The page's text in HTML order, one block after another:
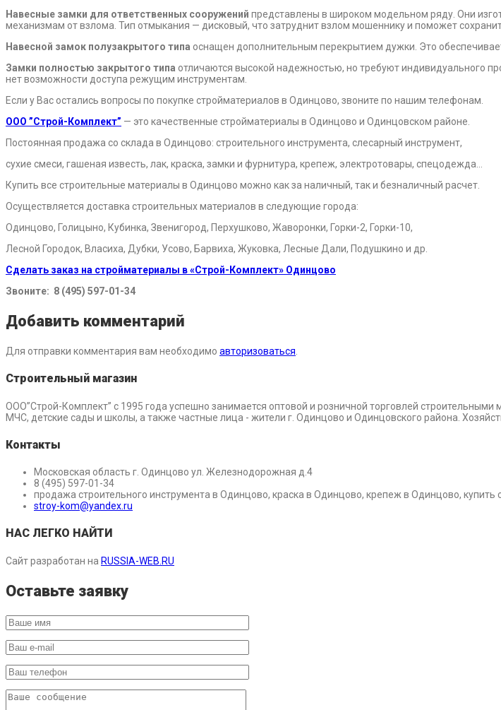
Навесные замки для ответственных сооружений представлены в широком модельном ряду. Они
механизмам от взлома. Тип отмыкания — дисковый, что затруднит взлом мошеннику и поможет
Навесной замок полузакрытого типа оснащен дополнительным перекрытием дужки. Это
Замки полностью закрытого типа отличаются высокой надежностью, но требуют индивидуального
нет возможности доступа режущим инструментам.
Если у Вас остались вопросы по покупке стройматериалов в Одинцово, звоните по нашим телефонам.
ООО ”Строй-Комплект” — это качественные стройматериалы в Одинцово и Одинцовском районе.
Постоянная продажа со склада в Одинцово: строительного инструмента, слесарный инструмент,
сухие смеси, гашеная известь, лак, краска, замки и фурнитура, крепеж, электротовары, спецодежда…
Купить все строительные материалы в Одинцово можно как за наличный, так и безналичный расчет.
Осуществляется доставка строительных материалов в следующие города:
Одинцово, Голицыно, Кубинка, Звенигород, Перхушково, Жаворонки, Горки-2, Горки-10,
Лесной Городок, Власиха, Дубки, Усово, Барвиха, Жуковка, Лесные Дали, Подушкино и др.
Сделать заказ на стройматериалы в «Строй-Комплект» Одинцово
Звоните: 8 (495) 597-01-34
Добавить комментарий
Для отправки комментария вам необходимо авторизоваться
Строительный магазин
ООО”Строй-Комплект” с 1995 года успешно занимается оптовой и розничной торговлей
МЧС, детские сады и школы, а также частные лица - жители г. Одинцово и Одинцовского района.
Контакты
Московская область г. Одинцово ул. Железнодорожная д.4
8 (495) 597-01-34
продажа строительного инструмента в Одинцово, краска в Одинцово, крепеж в Одинцово,
stroy-kom@yandex.ru
НАС ЛЕГКО НАЙТИ
Сайт разработан на RUSSIA-WEB.RU
Оставьте заявку